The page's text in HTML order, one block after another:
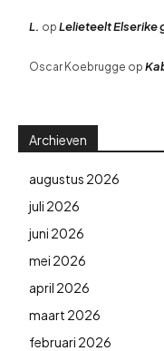
L. op Lelieteelt
Oscar Koebrugge op
Archieven
augustus 2026
juli 2026
juni 2026
mei 2026
april 2026
maart 2026
februari 2026